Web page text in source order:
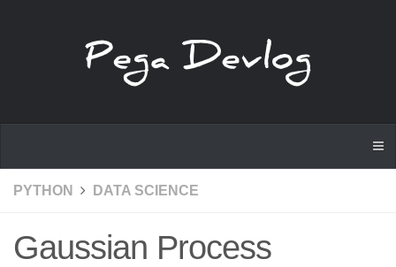
PYTHON DATA SCIENCE
Gaussian Process